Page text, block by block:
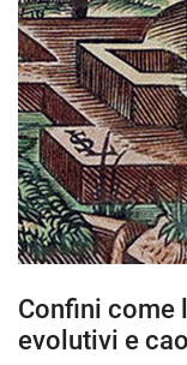
Confini come
evolutivi e